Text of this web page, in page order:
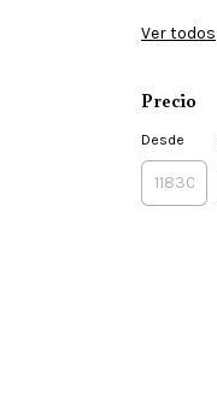
Ver todos
Precio
Desde